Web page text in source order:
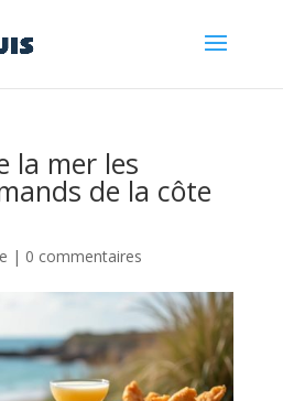
la mer les
de la côte
| 0 commentaires